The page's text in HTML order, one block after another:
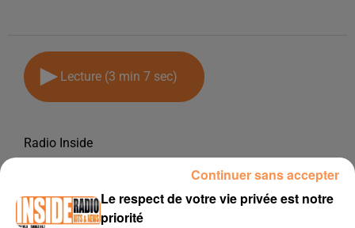
Lecture (3 min 7 sec)
Radio Inside
INTERVIEW DE LAURENCE "LE DÉBALLAGE DES CORDELIERS" À
PAU SUR RADIO INSIDE
Le respect de votre vie privée est notre
priorité
Continuer sans accepter